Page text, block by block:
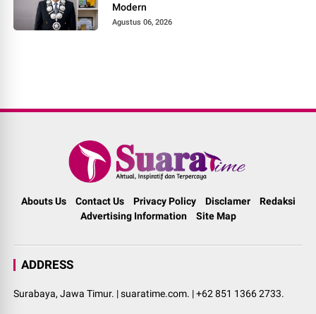
Modern
Agustus 06, 2026
Abouts Us Contact Us Privacy Policy Disclamer
Redaksi
Advertising Information
Site Map
ADDRESS
Surabaya, Jawa Timur. | suaratime.com. | +62 851 1366 2733.